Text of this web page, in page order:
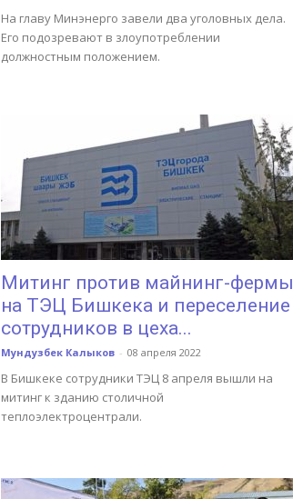
На главу Минэнерго завели два уголовных дела.
Его подозревают в злоупотреблении
должностным положением.
Митинг против майнинг-фермы
на ТЭЦ Бишкека и переселение
сотрудников в цеха...
Мундузбек Калыков - 08 апреля 2022
В Бишкеке сотрудники ТЭЦ 8 апреля вышли на
митинг к зданию столичной
теплоэлектроцентрали.